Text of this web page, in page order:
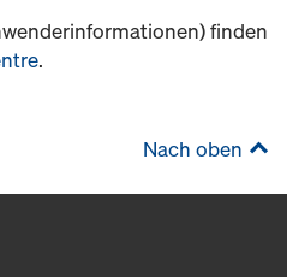
finden
.
Nach oben